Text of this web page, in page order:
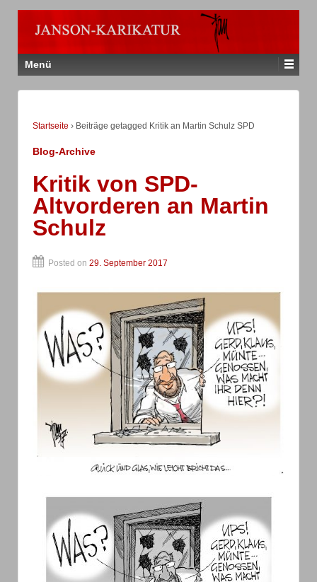
Menü
Startseite › Beiträge getagged Kritik an Martin Schulz SPD
Blog-Archive
Kritik von SPD-
Altvorderen an Martin
Schulz
Posted on 29. September 2017